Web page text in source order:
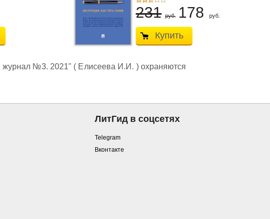
231 руб. 178 руб.
Купить
журнал №3. 2021" ( Елисеева И.И. ) охраняются
ЛитГид в соцсетях
Telegram
Вконтакте